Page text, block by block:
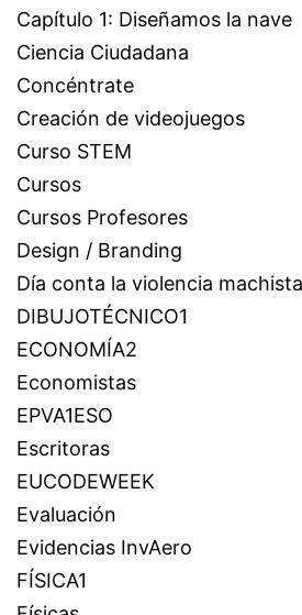
Capítulo 1: Diseñamos la nave
Ciencia Ciudadana
Concéntrate
Creación de videojuegos
Curso STEM
Cursos
Cursos Profesores
Design / Branding
Día conta la violencia machista
DIBUJOTÉCNICO1
ECONOMÍA2
Economistas
EPVA1ESO
Escritoras
EUCODEWEEK
Evaluación
Evidencias InvAero
FÍSICA1